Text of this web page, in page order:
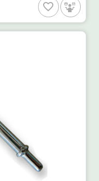
favorite_border